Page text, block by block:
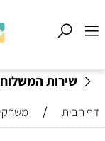
שירות
דף הבית /